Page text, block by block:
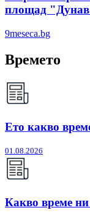
площад
9meseca.bg
Времето
Ето какво
01.08.2026
Какво време